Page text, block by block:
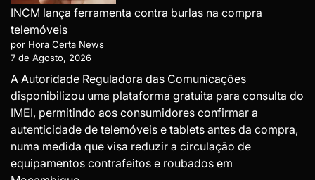
INCM lança ferramenta contra burlas na compra
telemóveis
por Hora Certa News
7 de Agosto, 2026
A Autoridade Reguladora das Comunicações
disponibilizou uma plataforma gratuita para consulta do
IMEI, permitindo aos consumidores confirmar a
autenticidade de telemóveis e tablets antes da compra,
numa medida que visa reduzir a circulação de
equipamentos contrafeitos e roubados em